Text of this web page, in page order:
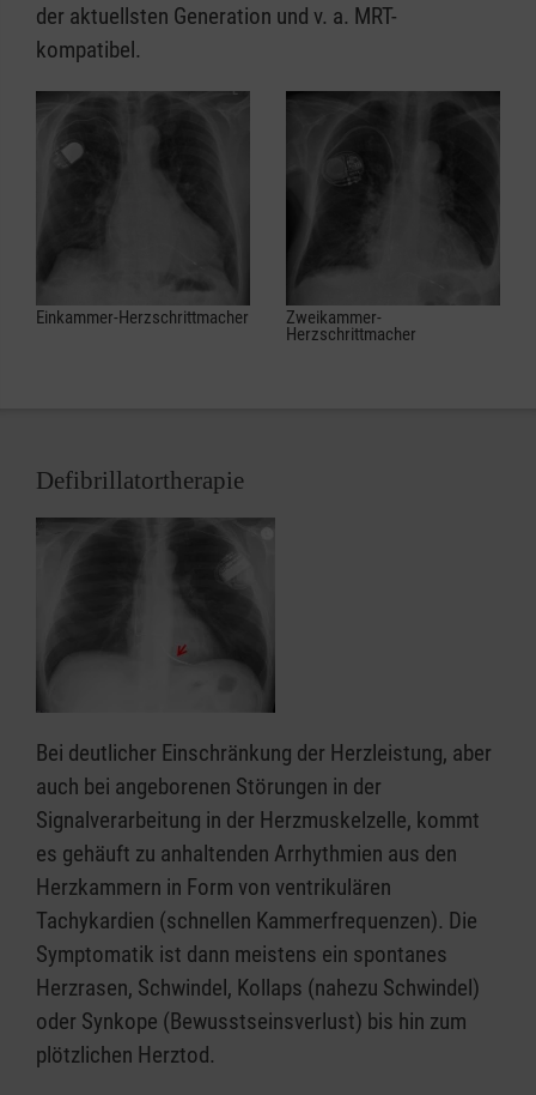
der aktuellsten Generation und v. a. MRT-
kompatibel.
Einkammer-Herzschrittmacher Zweikammer-
Herzschrittmacher
Defibrillatortherapie
Bei deutlicher Einschränkung der Herzleistung, aber
auch bei angeborenen Störungen in der
Signalverarbeitung in der Herzmuskelzelle, kommt
es gehäuft zu anhaltenden Arrhythmien aus den
Herzkammern in Form von ventrikulären
Tachykardien (schnellen Kammerfrequenzen). Die
Symptomatik ist dann meistens ein spontanes
Herzrasen, Schwindel, Kollaps (nahezu Schwindel)
oder Synkope (Bewusstseinsverlust) bis hin zum
plötzlichen Herztod.